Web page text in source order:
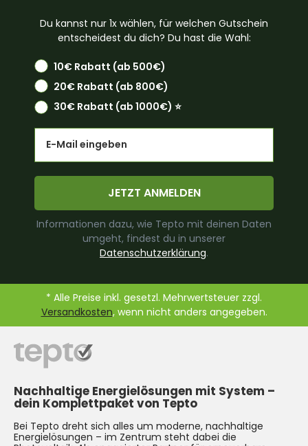
Du kannst nur 1x wählen, für welchen Gutschein
entscheidest du dich? Du hast die Wahl:
10€ Rabatt (ab 500€)
20€ Rabatt (ab 800€)
30€ Rabatt (ab 1000€) ⭐️
JETZT ANMELDEN
Informationen dazu, wie Tepto mit deinen Daten
umgeht, findest du in unserer
Datenschutzerklärung.
* Alle Preise inkl. gesetzl. Mehrwertsteuer zzgl.
Versandkosten, wenn nicht anders angegeben.
Nachhaltige Energielösungen mit System –
dein Komplettpaket von Tepto
Bei Tepto dreht sich alles um moderne, nachhaltige
Energielösungen – im Zentrum steht dabei die